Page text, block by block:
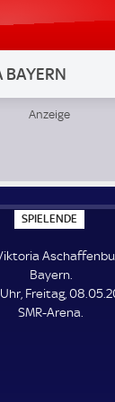
BAYERN
SPIELENDE
P
E
N
E
Bayern.
Freitag,
SMR-Arena.